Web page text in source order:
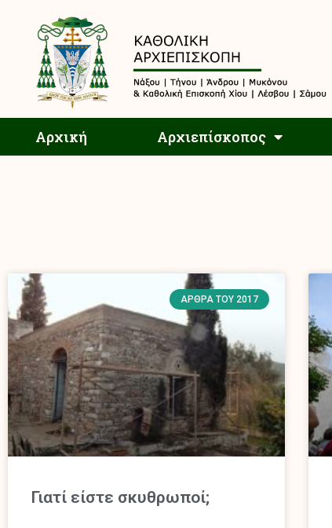
Αρχική Αρχιεπίσκοπος
ΆΡΘΡΑ ΤΟΥ 2017
Γιατί είστε σκυθρωποί;